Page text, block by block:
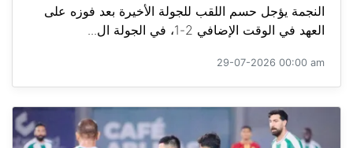
النجمة يؤجل حسم اللقب للجولة الأخيرة بعد فوزه على
العهد في الوقت الإضافي 2-1، في الجولة ال...
29-07-2026 00:00 am